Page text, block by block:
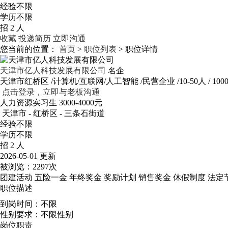
经验不限
学历不限
招 2 人
收藏 投递简历 立即沟通
您当前的位置： 首页 > 职位列表 > 职位详情
天津市亿人科技发展有限公司 名企
天津市红桥区 /计算机/互联网/人工智能 /民营企业 /10-50人 /
点击登录，立即与老板沟通
人力资源实习生 3000-4000元
天津市 - 红桥区 - 三条石街道
经验不限
学历不限
招 2 人
2026-05-01 更新
被浏览： 2297次
团建活动 五险一金 年终奖金 奖励计划 销售奖金 休假制度 法定
职位描述
到岗时间：不限
性别要求：不限性别
岗位职责